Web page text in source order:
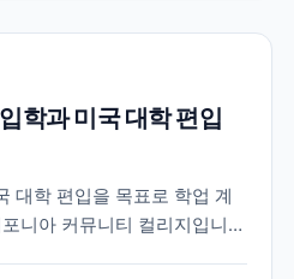
학과 미국 대학 편입
대학 편입을 목표로 학업 계
니아 커뮤니티 컬리지입니